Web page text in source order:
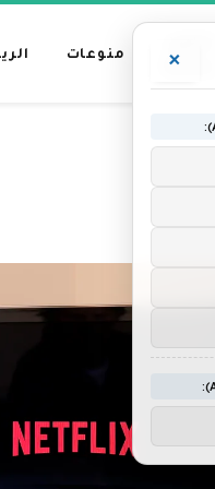
رئيسية
منوعات ×